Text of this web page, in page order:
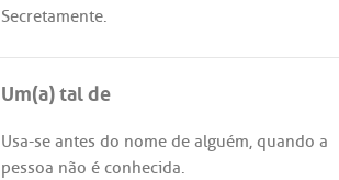
Secretamente.
Um(a) tal de
Usa-se antes do nome de alguém, quando a
pessoa não é conhecida.